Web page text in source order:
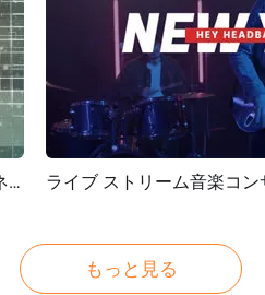
ローポリ コズミック カラー ゲーム YouTube チャンネル ロゴ公開 プレビュー
ライブ ストリーム音楽コン
もっと見る